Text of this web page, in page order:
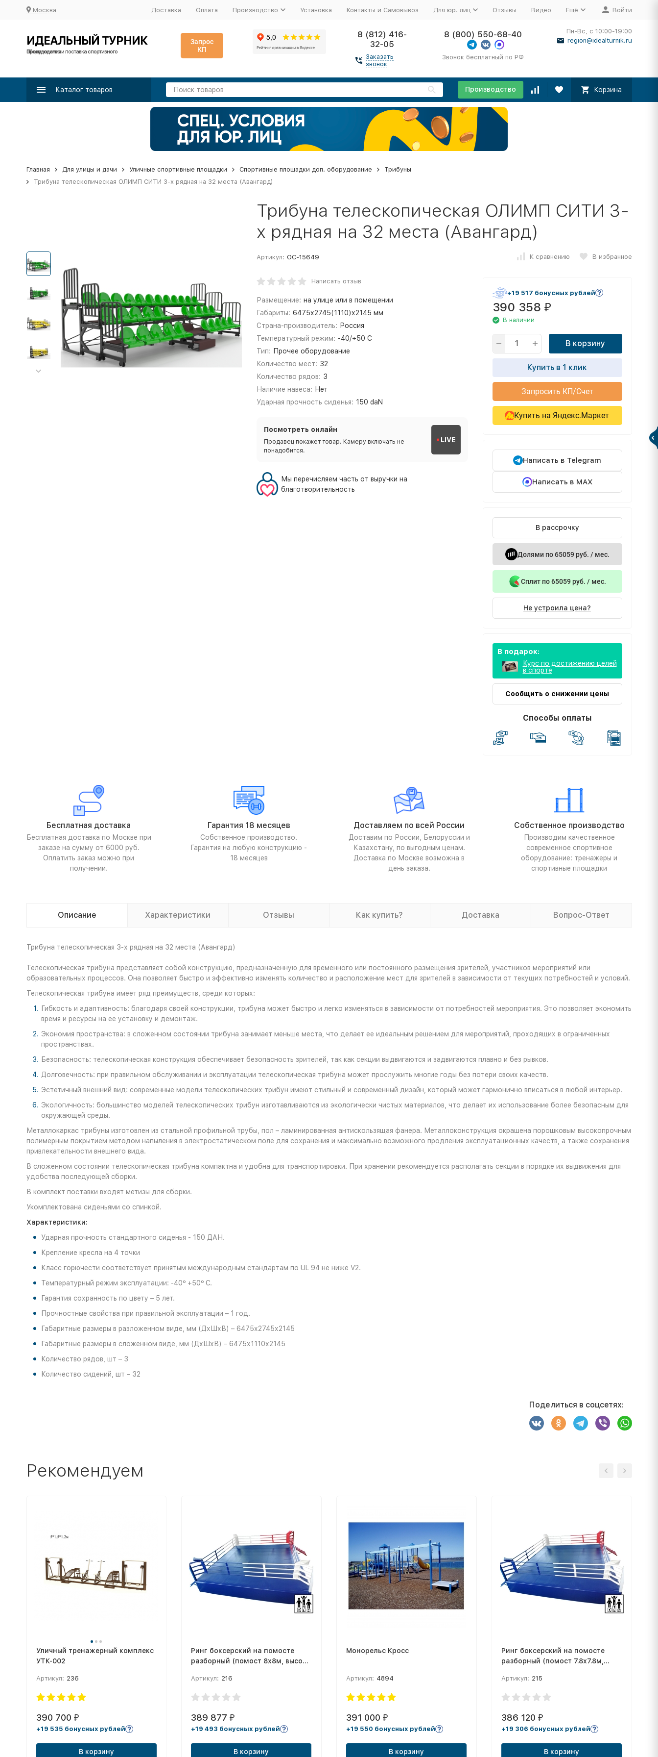
Москва Доставка Оплата Производство Установка Контакты и Самовывоз Для юр. лиц Отзывы Видео Ещё Войти
ИДЕАЛЬНЫЙ ТУРНИК
Производство и поставка спортивного оборудования
Запрос
КП
8 (812) 416-
32-05
Заказать
звонок
8 (800) 550-68-40
Звонок бесплатный по РФ
Пн-Вс, с 10:00-19:00
region@idealturnik.ru
Каталог товаров Производство Корзина
Главная Для улицы и дачи Уличные спортивные площадки Спортивные площадки доп. оборудование
Трибуны
Трибуна телескопическая ОЛИМП СИТИ 3-х рядная на 32 места (Авангард)
Трибуна телескопическая ОЛИМП СИТИ 3-
х рядная на 32 места (Авангард)
Артикул: ОС-15649 К сравнению В избранное
Написать отзыв
Размещение: на улице или в помещении
Габариты: 6475х2745(1110)х2145 мм
Страна-производитель: Россия
Температурный режим: -40/+50 С
Тип: Прочее оборудование
Количество мест: 32
Количество рядов: 3
Наличие навеса: Нет
Ударная прочность сиденья: 150 daN
Посмотреть онлайн
Продавец покажет товар. Камеру включать не
понадобится.
LIVE
Мы перечисляем часть от выручки на
благотворительность
+19 517 бонусных рублей
390 358 ₽
В наличии
В корзину
Купить в 1 клик
Запросить КП/Счет
Купить на Яндекс.Маркет
Написать в Telegram
Написать в MAX
В рассрочку
Долями по 65059 руб. / мес.
Сплит по 65059 руб. / мес.
Не устроила цена?
В подарок:
Курс по достижению целей
в спорте
Сообщить о снижении цены
Способы оплаты
Бесплатная доставка
Бесплатная доставка по Москве при
заказе на сумму от 6000 руб.
Оплатить заказ можно при
получении.
Гарантия 18 месяцев
Собственное производство.
Гарантия на любую конструкцию -
18 месяцев
Доставляем по всей России
Доставим по России, Белоруссии и
Казахстану, по выгодным ценам.
Доставка по Москве возможна в
день заказа.
Собственное производство
Производим качественное
современное спортивное
оборудование: тренажеры и
спортивные площадки
Описание Характеристики Отзывы Как купить? Доставка Вопрос-Ответ
Трибуна телескопическая 3-х рядная на 32 места (Авангард)
Телескопическая трибуна представляет собой конструкцию, предназначенную для временного или постоянного размещения зрителей, участников мероприятий или
образовательных процессов. Она позволяет быстро и эффективно изменять количество и расположение мест для зрителей в зависимости от текущих потребностей и условий.
Телескопическая трибуна имеет ряд преимуществ, среди которых:
Гибкость и адаптивность: благодаря своей конструкции, трибуна может быстро и легко изменяться в зависимости от потребностей мероприятия. Это позволяет экономить
время и ресурсы на ее установку и демонтаж.
Экономия пространства: в сложенном состоянии трибуна занимает меньше места, что делает ее идеальным решением для мероприятий, проходящих в ограниченных
пространствах.
Безопасность: телескопическая конструкция обеспечивает безопасность зрителей, так как секции выдвигаются и задвигаются плавно и без рывков.
Долговечность: при правильном обслуживании и эксплуатации телескопическая трибуна может прослужить многие годы без потери своих качеств.
Эстетичный внешний вид: современные модели телескопических трибун имеют стильный и современный дизайн, который может гармонично вписаться в любой интерьер.
Экологичность: большинство моделей телескопических трибун изготавливаются из экологически чистых материалов, что делает их использование более безопасным для
окружающей среды.
Металлокаркас трибуны изготовлен из стальной профильной трубы, пол – ламинированная антискользящая фанера. Металлоконструкция окрашена порошковым высокопрочным
полимерным покрытием методом напыления в электростатическом поле для сохранения и максимально возможного продления эксплуатационных качеств, а также сохранения
привлекательности внешнего вида.
В сложенном состоянии телескопическая трибуна компактна и удобна для транспортировки. При хранении рекомендуется располагать секции в порядке их выдвижения для
удобства последующей сборки.
В комплект поставки входят метизы для сборки.
Укомплектована сиденьями со спинкой.
Характеристики:
Ударная прочность стандартного сиденья - 150 ДАН.
Крепление кресла на 4 точки
Класс горючести соответствует принятым международным стандартам по UL 94 не ниже V2.
Температурный режим эксплуатации: -40º +50º С.
Гарантия сохранность по цвету – 5 лет.
Прочностные свойства при правильной эксплуатации – 1 год.
Габаритные размеры в разложенном виде, мм (ДхШхВ) – 6475х2745х2145
Габаритные размеры в сложенном виде, мм (ДхШхВ) – 6475х1110х2145
Количество рядов, шт – 3
Количество сидений, шт – 32
Поделиться в соцсетях:
Рекомендуем
Уличный тренажерный комплекс
УТК-002
Артикул: 236
390 700 ₽
+19 535 бонусных рублей
В корзину
Ринг боксерский на помосте
разборный (помост 8х8м, высота
6,1х6,1м) DNN
Артикул: 216
389 877₽
+19 493 бонусных рублей
В корзину
Монорельс Кросс
Артикул: 4894
391 000 ₽
+19 550 бонусных рублей
В корзину
Ринг боксерский на помосте
разборный (помост 7.8х7.8м,
зона 6.1х6,1м) DNN
Артикул: 215
386 120 ₽
+19 306 бонусных рублей
В корзину